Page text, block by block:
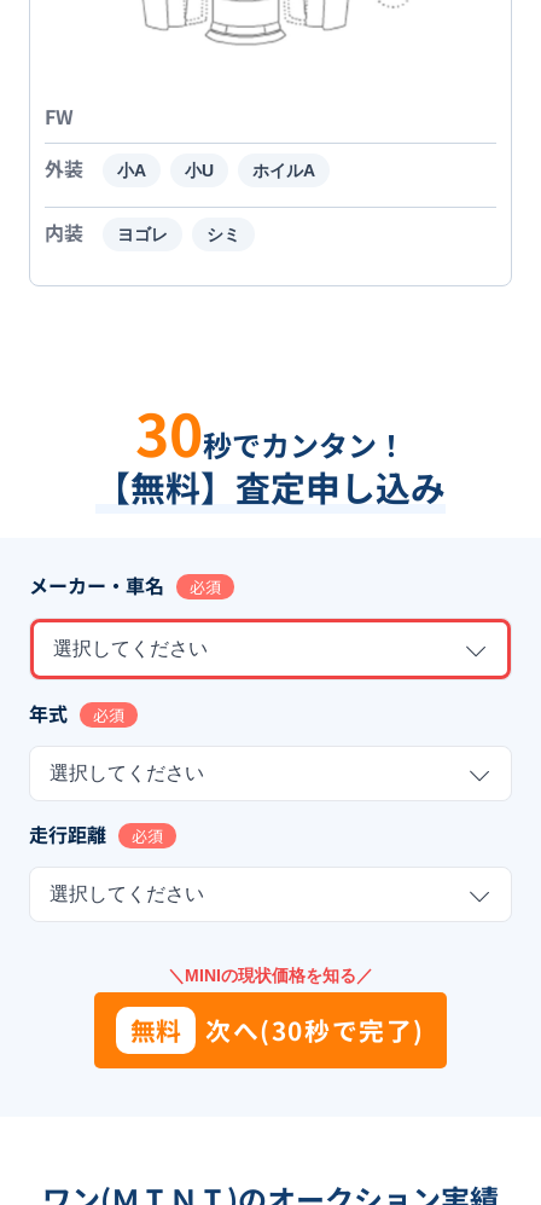
FW
外装
小A 小U ホイルA
内装 ヨゴレ シミ
30秒でカンタン！
【無料】査定申し込み
メーカー・車名 必須
選択してください
年式 必須
選択してください
走行距離 必須
選択してください
＼MINIの現状価格を知る／
無料 次へ(30秒で完了)